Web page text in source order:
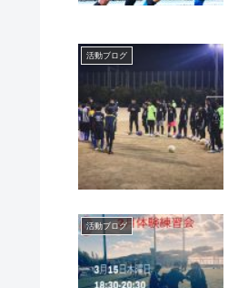
活動ブログ
活動ブログ